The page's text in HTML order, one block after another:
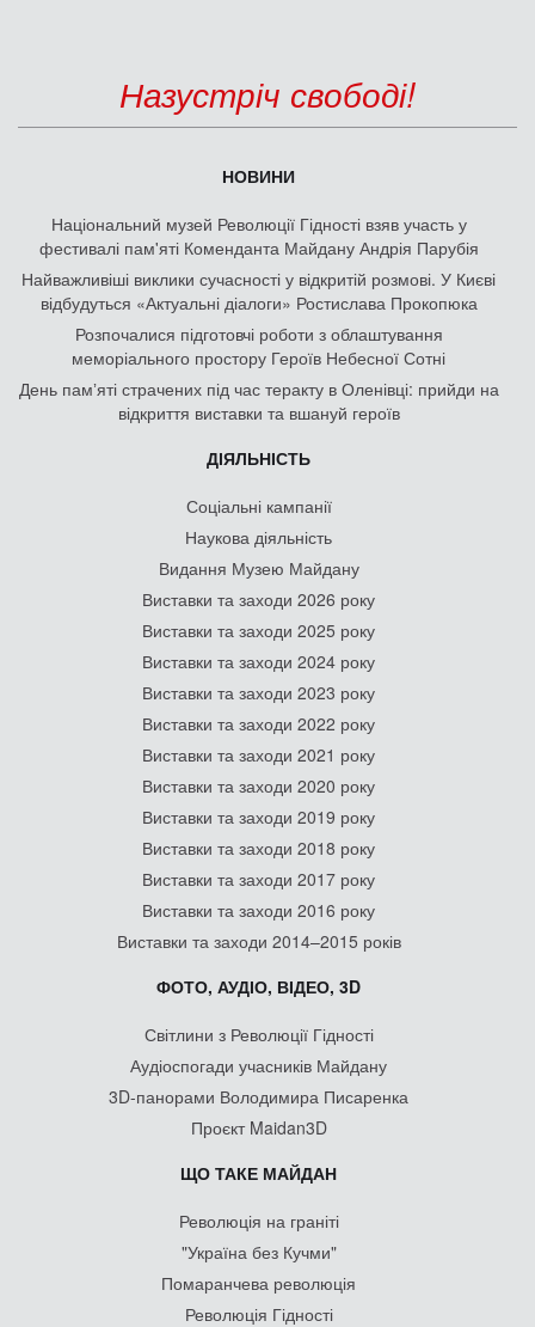
Назустріч свободі!
НОВИНИ
Національний музей Революції Гідності взяв участь у
фестивалі пам'яті Коменданта Майдану Андрія Парубія
Найважливіші виклики сучасності у відкритій розмові. У Києві
відбудуться «Актуальні діалоги» Ростислава Прокопюка
Розпочалися підготовчі роботи з облаштування
меморіального простору Героїв Небесної Сотні
День памʼяті страчених під час теракту в Оленівці: прийди на
відкриття виставки та вшануй героїв
ДІЯЛЬНІСТЬ
Соціальні кампанії
Наукова діяльність
Видання Музею Майдану
Виставки та заходи 2026 року
Виставки та заходи 2025 року
Виставки та заходи 2024 року
Виставки та заходи 2023 року
Виставки та заходи 2022 року
Виставки та заходи 2021 року
Виставки та заходи 2020 року
Виставки та заходи 2019 року
Виставки та заходи 2018 року
Виставки та заходи 2017 року
Виставки та заходи 2016 року
Виставки та заходи 2014–2015 років
ФОТО, АУДІО, ВІДЕО, 3D
Світлини з Революції Гідності
Аудіоспогади учасників Майдану
3D-панорами Володимира Писаренка
Проєкт Maidan3D
ЩО ТАКЕ МАЙДАН
Революція на граніті
"Україна без Кучми"
Помаранчева революція
Революція Гідності